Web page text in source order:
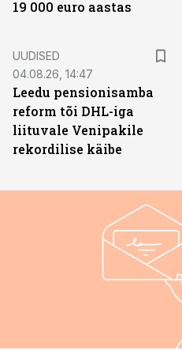
19 000 euro aastas
UUDISED
04.08.26, 14:47
Leedu pensionisamba
reform tõi DHL-iga
liituvale Venipakile
rekordilise käibe